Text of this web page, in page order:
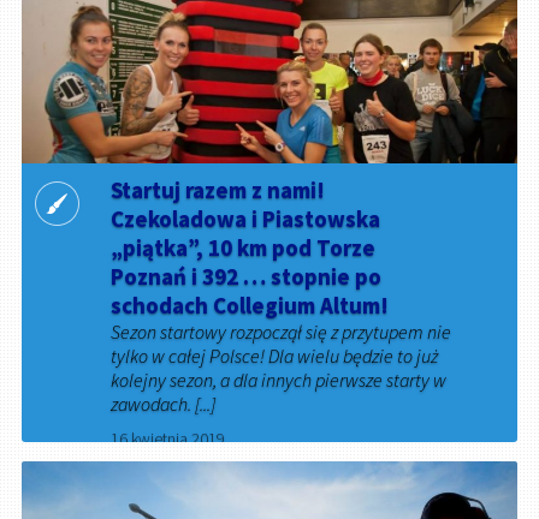
Startuj razem z nami!
Czekoladowa i Piastowska
„piątka”, 10 km pod Torze
Poznań i 392 … stopnie po
schodach Collegium Altum!
Sezon startowy rozpoczął się z przytupem nie
tylko w całej Polsce! Dla wielu będzie to już
kolejny sezon, a dla innych pierwsze starty w
zawodach. [...]
16 kwietnia 2019